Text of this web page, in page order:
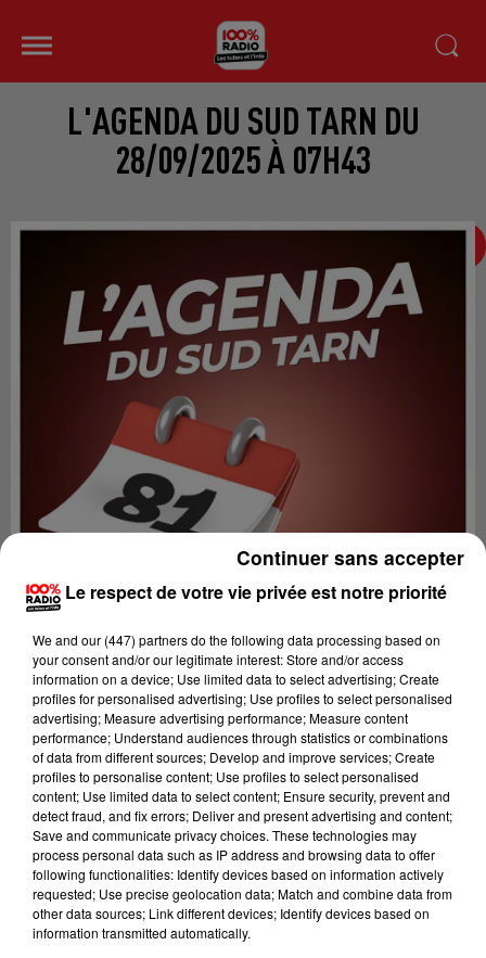
L'AGENDA DU SUD TARN DU
28/09/2025 À 07H43
Lecture (1 min 14 sec)
100%
100% Radio l'agenda du sud Tarn
Le respect de votre vie privée est notre priorité
We and our (447) partnersdo the following data processing based on
your consent and/or our legitimate interest: Store and/or access
information on a device; Use limited data to select advertising; Create
profiles for personalised advertising; Use profiles to select personalised
advertising; Measure advertising performance; Measure content
performance; Understand audiences through statistics or combinations
of data from different sources; Develop and improve services; Create
profiles to personalise content; Use profiles to select personalised
content; Use limited data to select content; Ensure security, prevent and
detect fraud, and fix errors; Deliver and present advertising and content;
Save and communicate privacy choices. These technologies may
process personal data such as IP address and browsing data to offer
following functionalities: Identify devices based on information actively
requested; Use precise geolocation data; Match and combine data from
other data sources; Link different devices; Identify devices based on
information transmitted automatically.
Continuer sans accepter